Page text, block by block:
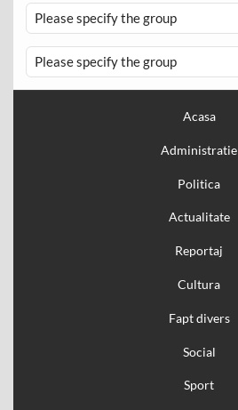
Please specify the group
Please specify the group
Acasa
Administratie
Politica
Actualitate
Reportaj
Cultura
Fapt divers
Social
Sport